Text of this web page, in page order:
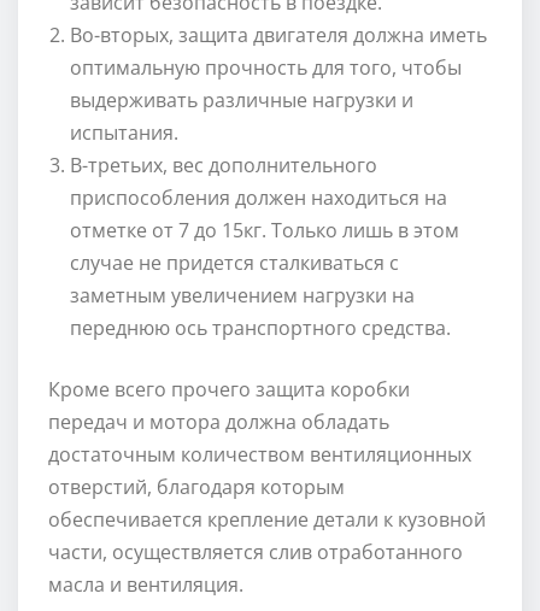
Во-вторых, защита двигателя должна иметь
оптимальную прочность для того, чтобы
выдерживать различные нагрузки и
испытания.
В-третьих, вес дополнительного
приспособления должен находиться на
отметке от 7 до 15кг. Только лишь в этом
случае не придется сталкиваться с
заметным увеличением нагрузки на
переднюю ось транспортного средства.
Кроме всего прочего защита коробки
передач и мотора должна обладать
достаточным количеством вентиляционных
отверстий, благодаря которым
обеспечивается крепление детали к кузовной
части, осуществляется слив отработанного
масла и вентиляция.